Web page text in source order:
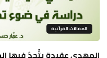
المقالات القراَنية
المهدي عقيدة يتَّحدُ فيها